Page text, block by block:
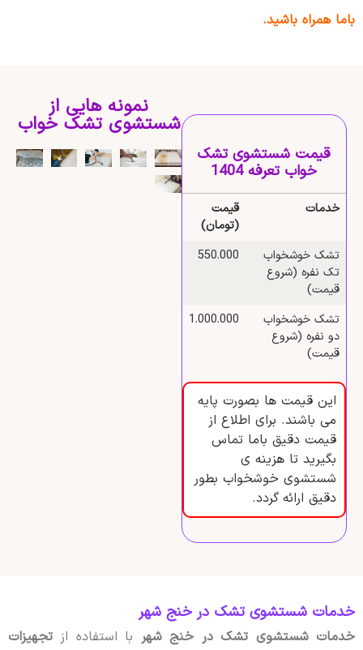
باما همراه باشید.
قیمت شستشوی تشک
خواب تعرفه 1404
خدمات
قیمت
(تومان)
تشک خوشخواب
تک نفره (شروع
قیمت)
550.000
تشک خوشخواب
دو نفره (شروع
قیمت)
1.000.000
این قیمت ها بصورت پایه
می باشند. برای اطلاع از
قیمت دقیق باما تماس
بگیرید تا هزینه ی
شستشوی خوشخواب بطور
دقیق ارائه گردد.
نمونه هایی از
شستشوی تشک خواب
خدمات شستشوی تشک در خنج شهر
خدمات شستشوی تشک در خنج شهربا استفاده از تجهیزات